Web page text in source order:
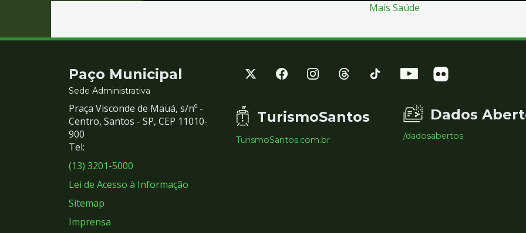
Mais Saúde
Contato
e
Redes
Sociais
Paço Municipal
Sede Administrativa
Praça Visconde de Mauá, s/nº -
Centro, Santos - SP, CEP 11010-
900
Tel:
(13) 3201-5000
Lei de Acesso à Informação
Sitemap
Imprensa
TurismoSantos
TurismoSantos.com.br
Dados
/dadosabertos